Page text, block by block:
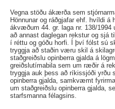
Vegna stöðu ákærða sem
Hönnunar og ráðgjafar ehf. hvíldi
ákvæðum 44. gr. laga nr. 138/
að annast daglegan rekstur og sjá
í réttu og góðu horfi. Í því fólst sú
tryggja að staðin væru skil á
staðgreiðslu opinberra gjalda á
greiðslutímabila sem um ræðir á
tryggja auk þess að ríkissjóði yrðu
opinberra gjalda, samkvæmt
um staðgreiðslu opinberra gjalda,
starfsmanna félagsins.